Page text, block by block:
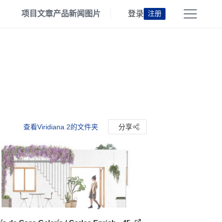
项目文章产品新闻 图片 登录 注册
查看Viridiana 2的文件夹 分享